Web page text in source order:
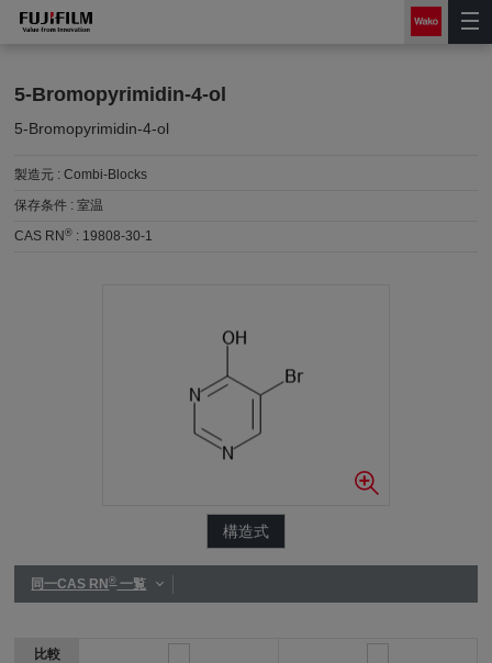
5-Bromopyrimidin-4-ol
5-Bromopyrimidin-4-ol
製造元 :Combi-Blocks
保存条件 :室温
CAS RN® : 19808-30-1
構造式
同一CAS RN®一覧
比較